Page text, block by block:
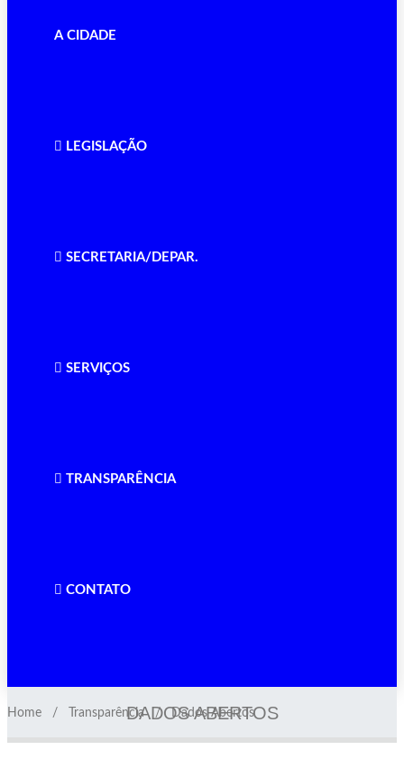
A CIDADE
LEGISLAÇÃO
SECRETARIA/DEPAR.
SERVIÇOS
TRANSPARÊNCIA
CONTATO
DADOS ABERTOS
Home Transparência Dados Abertos